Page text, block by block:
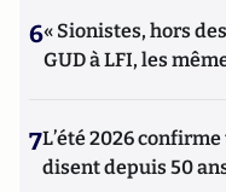
6« Sionistes, hors
GUD à LFI, les
7L’été 2026
disent depuis 50